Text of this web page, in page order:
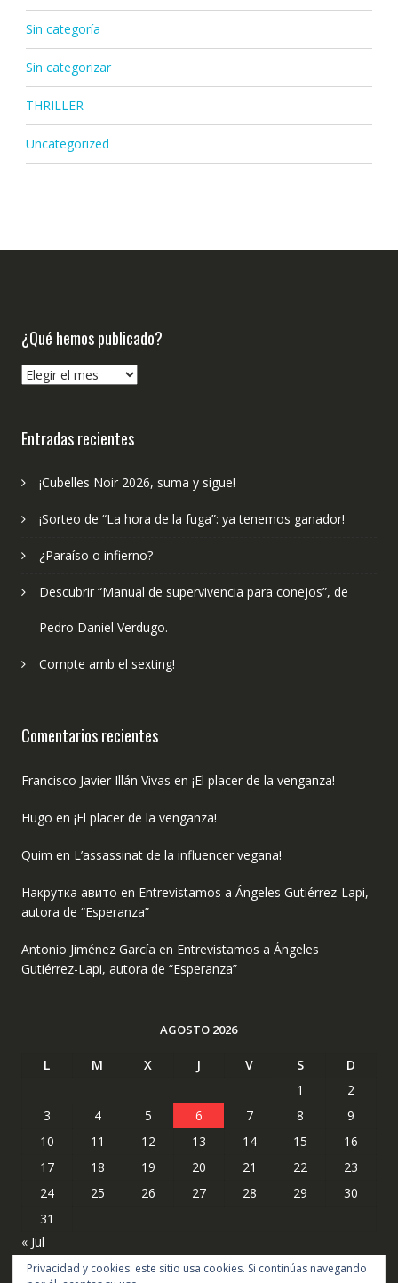
Sin categoría
Sin categorizar
THRILLER
Uncategorized
¿Qué hemos publicado?
¿Qué
Entradas recientes
¡Cubelles Noir 2026, suma y sigue!
¡Sorteo de “La hora de la fuga”: ya tenemos ganador!
¿Paraíso o infierno?
Descubrir “Manual de supervivencia para conejos”, de
Pedro Daniel Verdugo.
Compte amb el sexting!
Comentarios recientes
Francisco Javier Illán Vivas en ¡El placer de la venganza!
Hugo en ¡El placer de la venganza!
Quim en L’assassinat de la influencer vegana!
Накрутка авито en Entrevistamos a Ángeles Gutiérrez-Lapi,
autora de “Esperanza”
Antonio Jiménez García en Entrevistamos a Ángeles
Gutiérrez-Lapi, autora de “Esperanza”
AGOSTO 2026
L M X J V S
D
1
2
3
4 5 6 7 8
9
10
11 12 13 14 15
16
17
18 19 20 21 22
23
24
25 26 27 28 29
30
31
« Jul
Privacidad y cookies: este sitio usa cookies. Si continúas navegando